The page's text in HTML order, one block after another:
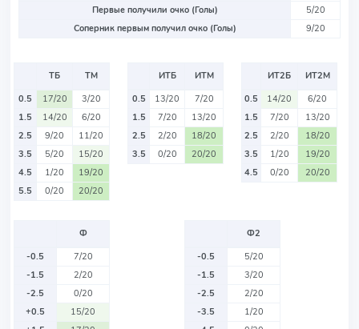
Первые получили очко (Голы)
5/20
Соперник первым получил очко (Голы)
9/20
ТБ
ТМ
0.5
17/20
3/20
1.5
14/20
6/20
2.5
9/20
11/20
3.5
5/20
15/20
4.5
1/20
19/20
5.5
0/20 20/20
ИТБ
ИТМ
0.5
13/20
7/20
1.5
7/20
13/20
2.5
2/20
18/20
3.5
0/20 20/20
ИТ2Б
ИТ2М
0.5
14/20
6/20
1.5
7/20
13/20
2.5
2/20
18/20
3.5
1/20
19/20
4.5
0/20 20/20
Ф
-0.5
7/20
-1.5
2/20
-2.5
0/20
+0.5
15/20
Ф2
-0.5
5/20
-1.5
3/20
-2.5
2/20
-3.5
1/20